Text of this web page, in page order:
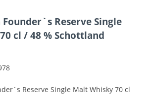
Reserve Single
cl / 48 % Schottland
Reserve Single Malt Whisky 70 cl